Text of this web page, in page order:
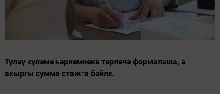
Түләү күләме һәркемнеке төрлечә формалаша, ә
ахыргы сумма стажга бәйле.